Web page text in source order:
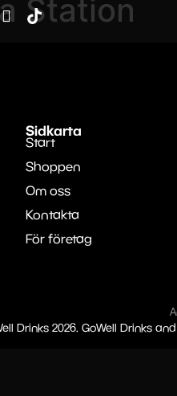
Station
Sidkarta
Start
Shoppen
Om oss
Kontakta
För företag
Drinks 2026. GoWell Drinks